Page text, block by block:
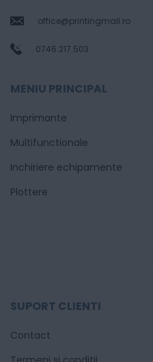
office@printingmall.ro
0746.217.503
MENIU PRINCIPAL
Imprimante
Multifunctionale
Inchiriere echipamente
Plottere
SUPORT CLIENTI
Contact